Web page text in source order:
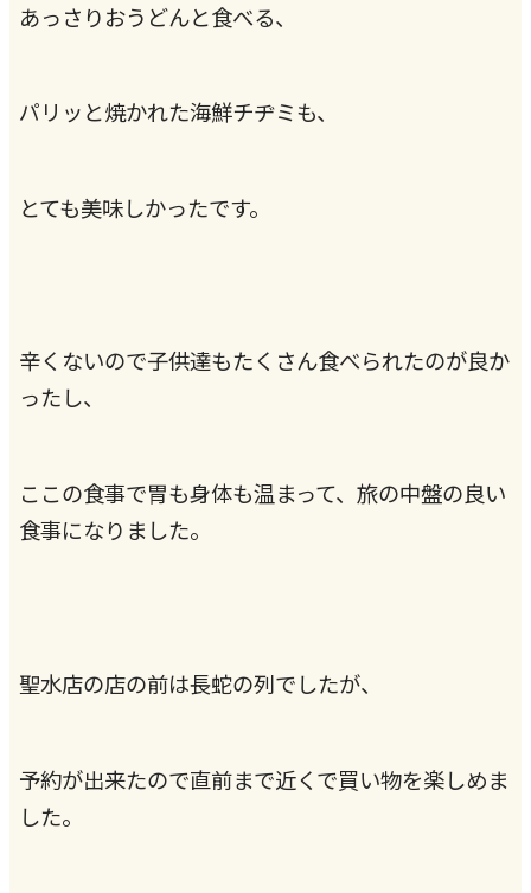
あっさりおうどんと食べる、
パリッと焼かれた海鮮チヂミも、
とても美味しかったです。
辛くないので子供達もたくさん食べられたのが良か
ったし、
ここの食事で胃も身体も温まって、旅の中盤の良い
食事になりました。
聖水店の店の前は長蛇の列でしたが、
予約が出来たので直前まで近くで買い物を楽しめま
した。